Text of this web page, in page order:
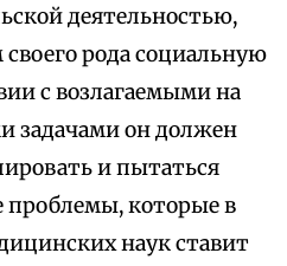
деятельностью,
рода социальную
с возлагаемыми на
задачами он должен
и пытаться
проблемы, которые в
наук ставит